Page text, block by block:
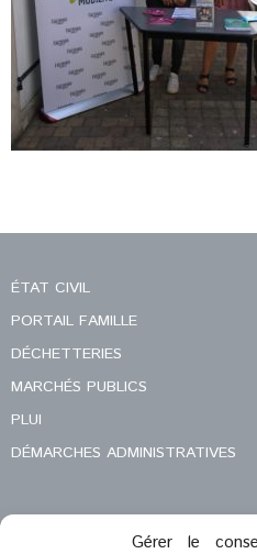
Gérer le
ÉTAT CIVIL
PORTAIL FAMILLE
DÉCHETTERIES
MARCHÉS PUBLICS
PLUI
DÉMARCHES ADMINISTRATIVES